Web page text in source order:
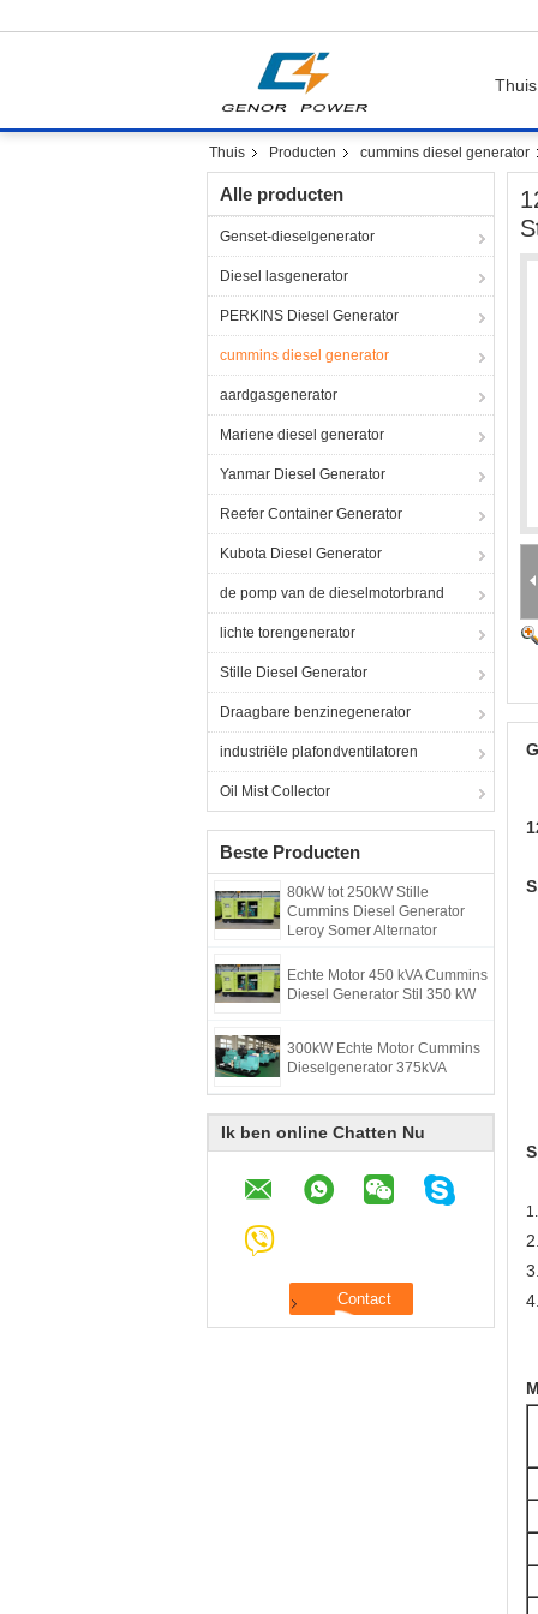
Thuis
Thuis Producten cummins diesel generator
Alle producten
Genset-dieselgenerator
Diesel lasgenerator
PERKINS Diesel Generator
cummins diesel generator
aardgasgenerator
Mariene diesel generator
Yanmar Diesel Generator
Reefer Container Generator
Kubota Diesel Generator
de pomp van de dieselmotorbrand
lichte torengenerator
Stille Diesel Generator
Draagbare benzinegenerator
industriële plafondventilatoren
Oil Mist Collector
Beste Producten
80kW tot 250kW Stille
Cummins Diesel Generator
Leroy Somer Alternator
Echte Motor 450 kVA Cummins
Diesel Generator Stil 350 kW
300kW Echte Motor Cummins
Dieselgenerator 375kVA
Ik ben online Chatten Nu